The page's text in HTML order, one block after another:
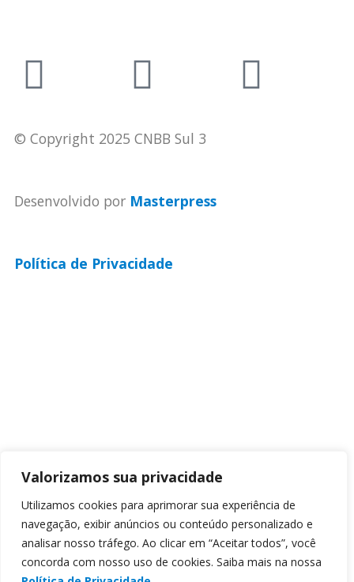
Valorizamos sua privacidade
Utilizamos cookies para aprimorar sua experiência de
navegação, exibir anúncios ou conteúdo personalizado e
analisar nosso tráfego. Ao clicar em “Aceitar todos”, você
concorda com nosso uso de cookies. Saiba mais na nossa
© Copyright 2025 CNBB Sul 3
Desenvolvido por Masterpress
Política de Privacidade